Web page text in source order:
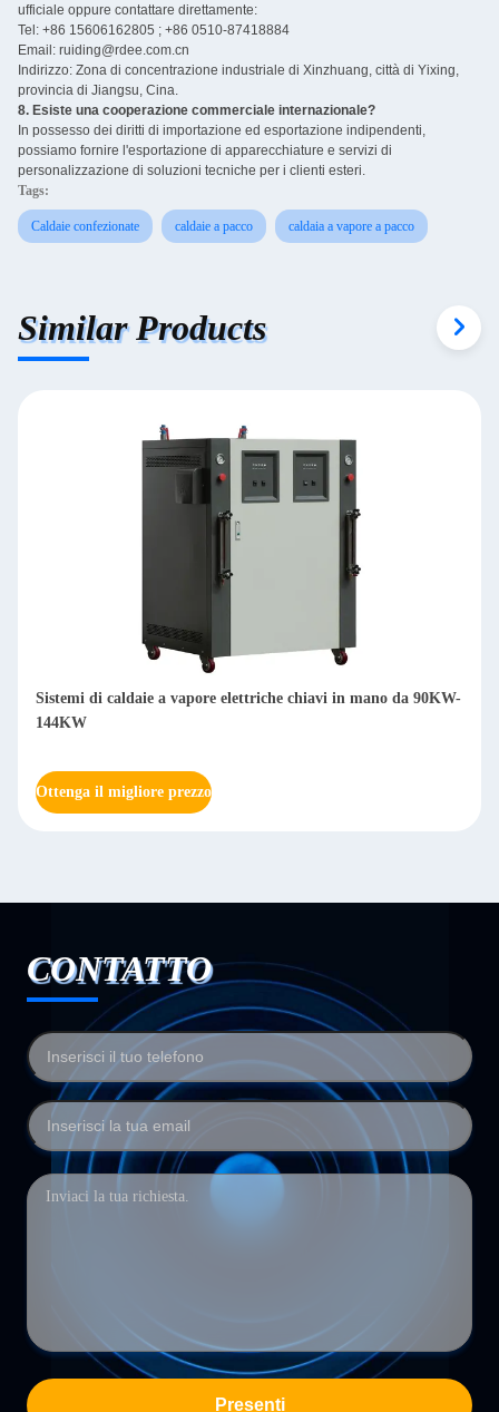
ufficiale oppure contattare direttamente:
Tel: +86 15606162805 ; +86 0510-87418884
Email: ruiding@rdee.com.cn
Indirizzo: Zona di concentrazione industriale di Xinzhuang, città di Yixing,
provincia di Jiangsu, Cina.
8. Esiste una cooperazione commerciale internazionale? ‌
In possesso dei diritti di importazione ed esportazione indipendenti,
possiamo fornire l'esportazione di apparecchiature e servizi di
personalizzazione di soluzioni tecniche per i clienti esteri.
Tags:
Caldaie confezionate caldaie a pacco caldaia a vapore a pacco
Similar Products
Sistemi di caldaia a gas e olio 1400KW-3500KW
Ottenga il migliore prezzo
CONTATTO
Presenti